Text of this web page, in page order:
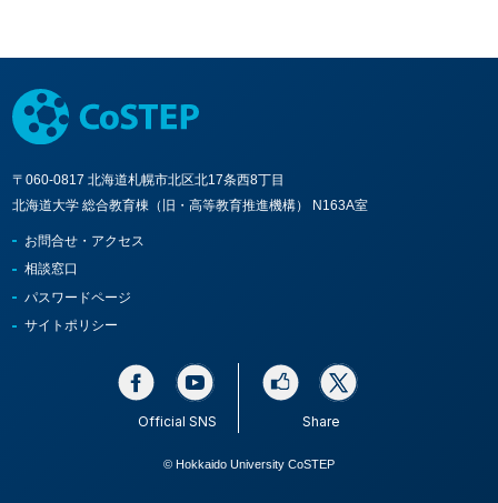
〒060-0817 北海道札幌市北区北17条西8丁目
北海道大学 総合教育棟（旧・高等教育推進機構） N163A室
お問合せ・アクセス
相談窓口
パスワードページ
サイトポリシー
Official SNS Share
© Hokkaido University CoSTEP